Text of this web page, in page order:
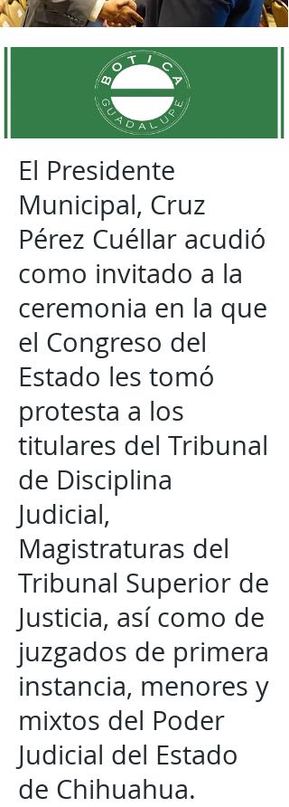
El Presidente
Municipal, Cruz
Pérez Cuéllar acudió
como invitado a la
ceremonia en la que
el Congreso del
Estado les tomó
protesta a los
titulares del Tribunal
de Disciplina
Judicial,
Magistraturas del
Tribunal Superior de
Justicia, así como de
juzgados de primera
instancia, menores y
mixtos del Poder
Judicial del Estado
de Chihuahua.